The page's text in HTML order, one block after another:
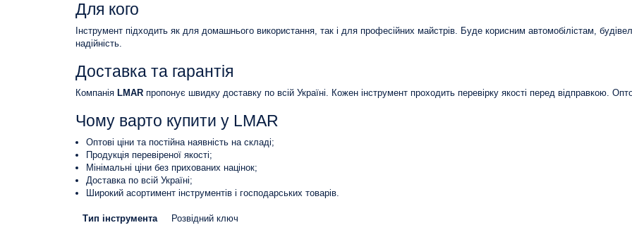
Для кого
Інструмент підходить як для домашнього використання, так і для професійних майстрів. Буде корисним автомобілістам,
надійність.
Доставка та гарантія
Компанія LMAR пропонує швидку доставку по всій Україні. Кожен інструмент проходить перевірку якості перед відправкою.
Чому варто купити у LMAR
Оптові ціни та постійна наявність на складі;
Продукція перевіреної якості;
Мінімальні ціни без прихованих націнок;
Доставка по всій Україні;
Широкий асортимент інструментів і господарських товарів.
Тип інструмента Розвідний ключ